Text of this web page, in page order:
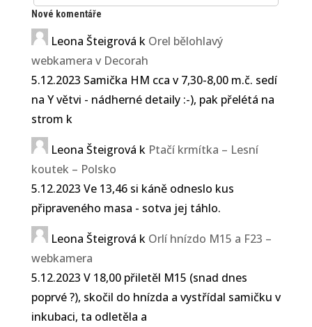
Nové komentáře
Leona Šteigrová k Orel bělohlavý
webkamera v Decorah
5.12.2023 Samička HM cca v 7,30-8,00 m.č. sedí
na Y větvi - nádherné detaily :-), pak přelétá na
strom k
Leona Šteigrová k Ptačí krmítka – Lesní
koutek – Polsko
5.12.2023 Ve 13,46 si káně odneslo kus
připraveného masa - sotva jej táhlo.
Leona Šteigrová k Orlí hnízdo M15 a F23 –
webkamera
5.12.2023 V 18,00 přiletěl M15 (snad dnes
poprvé ?), skočil do hnízda a vystřídal samičku v
inkubaci, ta odletěla a